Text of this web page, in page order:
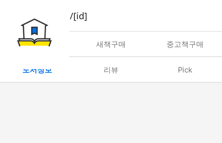
book/rent/[id]
대여 새책구매 중고책구매
도서정보 리뷰 Pick